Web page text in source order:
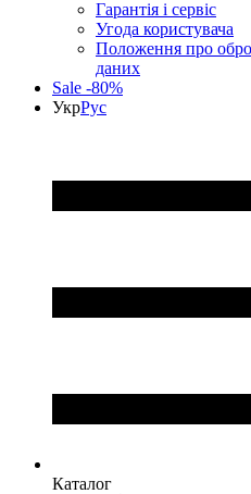
Гарантія і сервіс
Угода користувача
Положення про
даних
Sale -80%
УкрРус
Каталог